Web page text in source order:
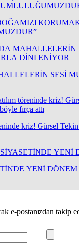
SESİ
kriz! Gürsel
YENİ DÖNEM
e-postanızdan takip